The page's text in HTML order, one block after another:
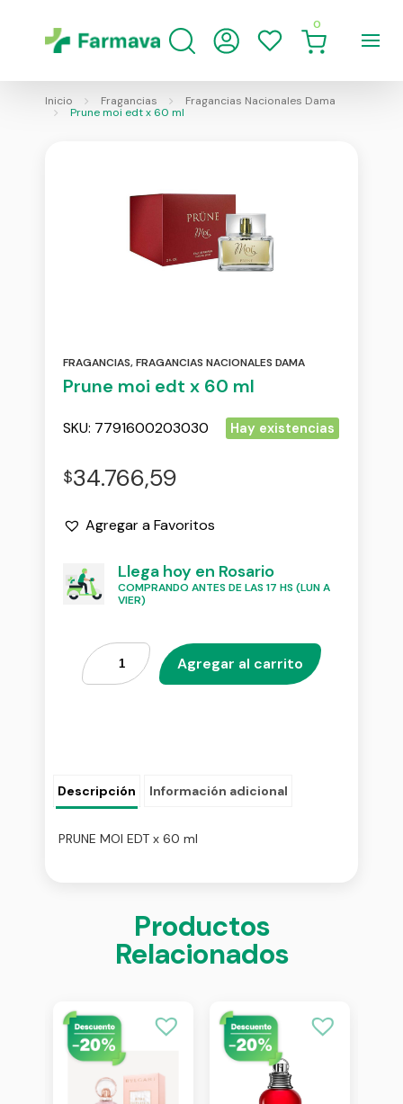
0
Inicio Fragancias
Fragancias Nacionales Dama
Prune moi edt x 60 ml
FRAGANCIAS,FRAGANCIAS NACIONALES DAMA
Prune moi edt x 60 ml
SKU: 7791600203030 Hay existencias
$34.766,59
Agregar a Favoritos
Llega hoy en Rosario
COMPRANDO ANTES DE LAS 17 HS (LUN A
VIER)
Agregar al carrito
Descripción Información adicional
PRUNE MOI EDT x 60 ml
Productos
Relacionados